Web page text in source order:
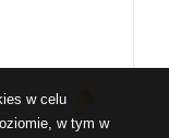
w celu
w tym w